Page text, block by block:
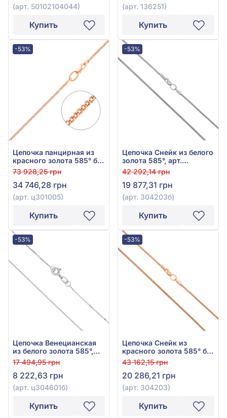
(арт. 50102104044)
Купить
(арт. 136251)
Купить
-53%
Цепочка панцирная из
красного золота 585° без
вставки, арт. ц301005
73 928,25 грн
34 746,28 грн
(арт. ц301005)
Купить
-53%
Цепочка Снейк из белого
золота 585°, арт.
304203б
42 292,14 грн
19 877,31 грн
(арт. 304203б)
Купить
-53%
Цепочка Венецианская
из белого золота 585°,
без вставки, арт.
ц304601б
17 494,95 грн
8 222,63 грн
(арт. ц304601б)
Купить
-53%
Цепочка Снейк из
красного золота 585° без
вставки, арт. 304203
43 162,15 грн
20 286,21 грн
(арт. 304203)
Купить